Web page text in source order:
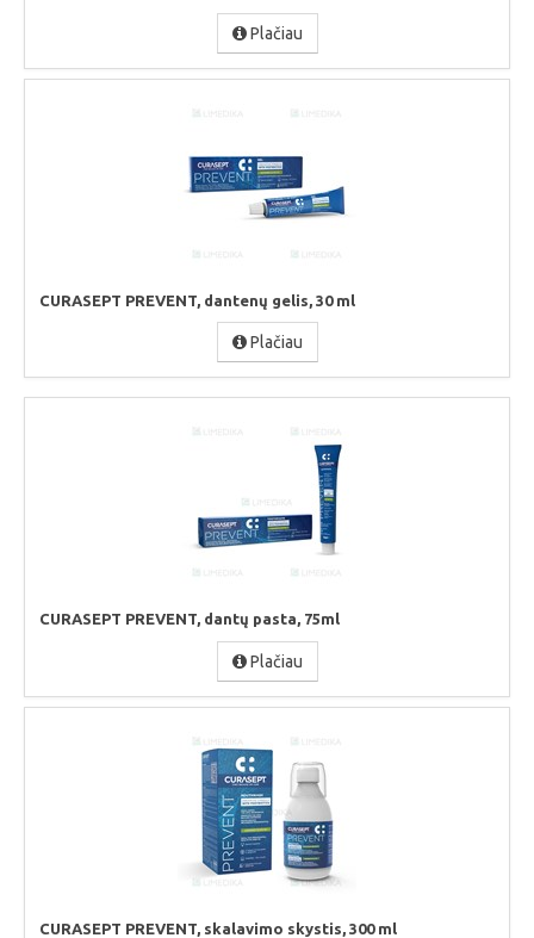
Plačiau
CURASEPT PREVENT, dantenų gelis, 30 ml
Plačiau
CURASEPT PREVENT, dantų pasta, 75ml
Plačiau
CURASEPT PREVENT, skalavimo skystis, 300 ml